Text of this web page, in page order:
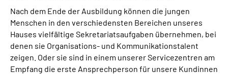
Nach dem Ende der Ausbildung können die jungen
Menschen in den verschiedensten Bereichen unseres
Hauses vielfältige Sekretariatsaufgaben übernehmen, bei
denen sie Organisations- und Kommunikationstalent
zeigen. Oder sie sind in einem unserer Servicezentren am
Empfang die erste Ansprechperson für unsere Kundinnen